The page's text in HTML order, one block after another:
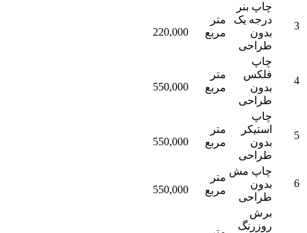
3
چاپ بنر
درجه یک
بدون
طراحی
متر
مربع
220,000
4
چاپ
فلکس
بدون
طراحی
متر
مربع
550,000
5
چاپ
استیکر
بدون
طراحی
متر
مربع
550,000
6
چاپ مش
بدون
طراحی
متر
مربع
550,000
برش
روزرنگ